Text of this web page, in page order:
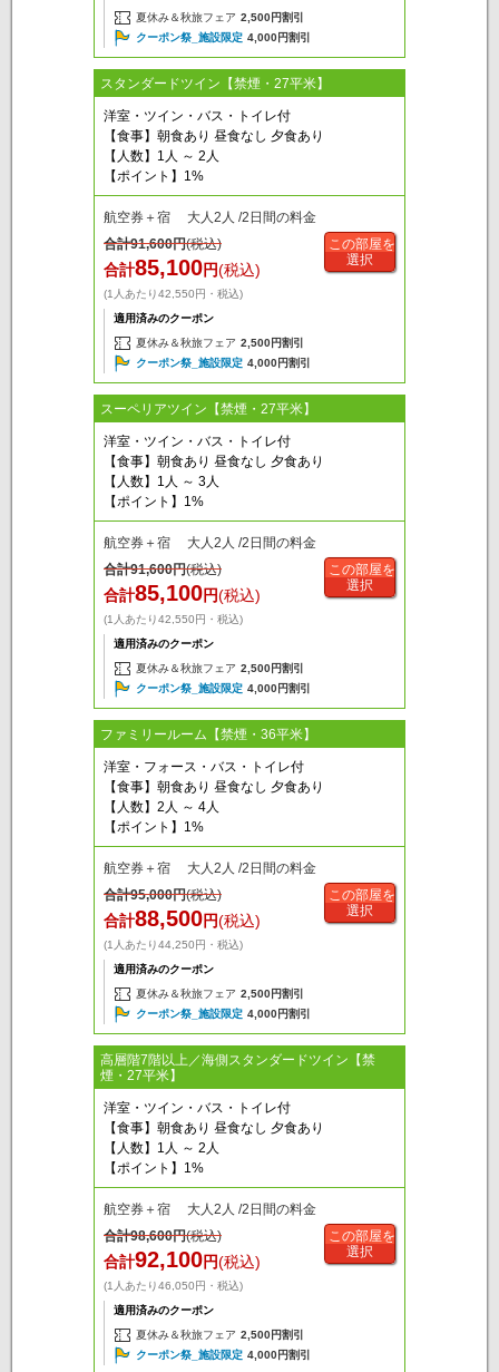
夏休み＆秋旅フェア 2,500円割引
クーポン祭_施設限定 4,000円割引
スタンダードツイン【禁煙・27平米】
洋室・ツイン・バス・トイレ付
【食事】朝食あり 昼食なし 夕食あり
【人数】1人 ～ 2人
【ポイント】1%
航空券＋宿 大人2人 /2日間の料金
合計91,600円(税込)
合計85,100円(税込)
(1人あたり42,550円・税込)
適用済みのクーポン
夏休み＆秋旅フェア 2,500円割引
クーポン祭_施設限定 4,000円割引
この部屋を
選択
スーペリアツイン【禁煙・27平米】
洋室・ツイン・バス・トイレ付
【食事】朝食あり 昼食なし 夕食あり
【人数】1人 ～ 3人
【ポイント】1%
航空券＋宿 大人2人 /2日間の料金
合計91,600円(税込)
合計85,100円(税込)
(1人あたり42,550円・税込)
適用済みのクーポン
夏休み＆秋旅フェア 2,500円割引
クーポン祭_施設限定 4,000円割引
この部屋を
選択
ファミリールーム【禁煙・36平米】
洋室・フォース・バス・トイレ付
【食事】朝食あり 昼食なし 夕食あり
【人数】2人 ～ 4人
【ポイント】1%
航空券＋宿 大人2人 /2日間の料金
合計95,000円(税込)
合計88,500円(税込)
(1人あたり44,250円・税込)
適用済みのクーポン
夏休み＆秋旅フェア 2,500円割引
クーポン祭_施設限定 4,000円割引
この部屋を
選択
高層階7階以上／海側スタンダードツイン【禁
煙・27平米】
洋室・ツイン・バス・トイレ付
【食事】朝食あり 昼食なし 夕食あり
【人数】1人 ～ 2人
【ポイント】1%
航空券＋宿 大人2人 /2日間の料金
合計98,600円(税込)
合計92,100円(税込)
(1人あたり46,050円・税込)
適用済みのクーポン
夏休み＆秋旅フェア 2,500円割引
クーポン祭_施設限定 4,000円割引
この部屋を
選択